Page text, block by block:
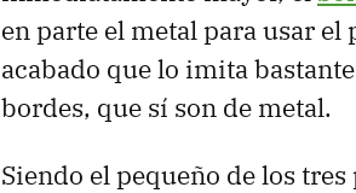
en parte el metal para usar
acabado que lo imita
bordes, que sí son de metal.
Siendo el pequeño de los